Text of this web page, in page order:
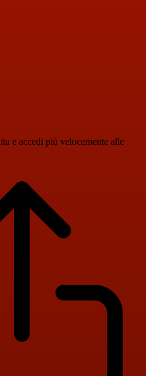
e accedi più velocemente alle